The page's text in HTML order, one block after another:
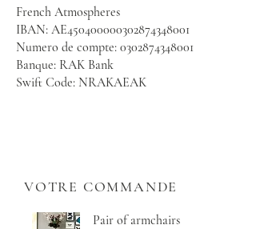
French Atmospheres
IBAN: AE450400000302874348001
Numero de compte: 0302874348001
Banque: RAK Bank
Swift Code: NRAKAEAK
VOTRE COMMANDE
Pair of armchairs